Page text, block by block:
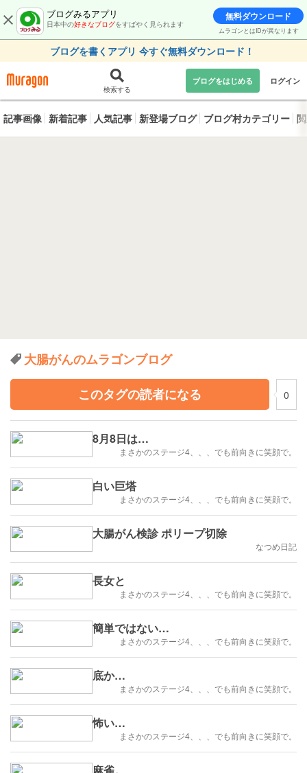
ブログみるアプリ
日本中の好きなブログをすばやく見られます
無料ダウンロード
ムラゴンとはIDが異なります
ブログを書くアプリ 今すぐ無料ダウンロード！
検索する
ブログをはじめる ログイン
記事画像 新着記事 人気記事 新登場ブログ ブログ村カテゴリー
大腸がんのムラゴンブログ
このタグの読者になる
0
8月8日は…
まさかのステージ4、、、でも前向きに笑顔で。
白い巨塔
まさかのステージ4、、、でも前向きに笑顔で。
大腸がん検診 ポリープ切除
なつめ日記
長女と
まさかのステージ4、、、でも前向きに笑顔で。
簡単ではない…
まさかのステージ4、、、でも前向きに笑顔で。
底か…
まさかのステージ4、、、でも前向きに笑顔で。
怖い…
まさかのステージ4、、、でも前向きに笑顔で。